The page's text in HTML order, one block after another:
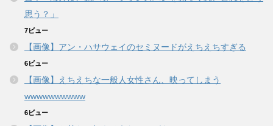
思う？」
7ビュー
【画像】アン・ハサウェイのセミヌードがえちえちすぎる
6ビュー
【画像】えちえちな一般人女性さん、映ってしまう
wwwwwwwwww
6ビュー